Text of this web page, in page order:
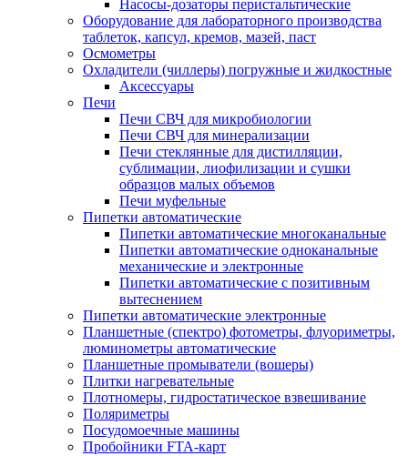
Насосы-дозаторы перистальтические
Оборудование для лабораторного производства
таблеток, капсул, кремов, мазей, паст
Осмометры
Охладители (чиллеры) погружные и жидкостные
Аксессуары
Печи
Печи СВЧ для микробиологии
Печи СВЧ для минерализации
Печи стеклянные для дистилляции,
сублимации, лиофилизации и сушки
образцов малых объемов
Печи муфельные
Пипетки автоматические
Пипетки автоматические многоканальные
Пипетки автоматические одноканальные
механические и электронные
Пипетки автоматические с позитивным
вытеснением
Пипетки автоматические электронные
Планшетные (спектро) фотометры, флуориметры,
люминометры автоматические
Планшетные промыватели (вошеры)
Плитки нагревательные
Плотномеры, гидростатическое взвешивание
Поляриметры
Посудомоечные машины
Пробойники FTA-карт